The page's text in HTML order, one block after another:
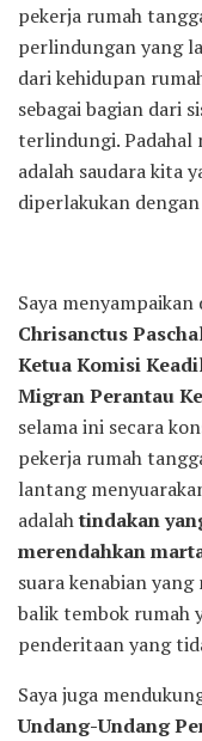
pekerja rumah
perlindungan yang
dari kehidupan
sebagai bagian dari
terlindungi. Padahal
adalah saudara kita
diperlakukan
Saya
Chrisanctus
Ketua Komisi
Migran Perantau
selama ini secara
pekerja rumah
lantang
adalahtindakan
merendahkan
suara kenabian
balik tembok rumah
penderitaan yang
Saya juga
Undang-Undang